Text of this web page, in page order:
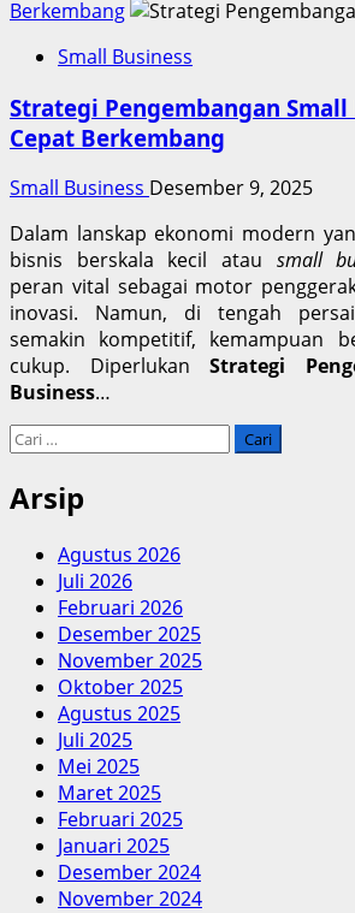
Berkembang
Small Business
Strategi Pengembangan Small
Cepat Berkembang
Small Business Desember 9, 2025
Dalam lanskap ekonomi modern
bisnis berskala kecil atau small
peran vital sebagai motor
inovasi. Namun, di tengah
semakin kompetitif, kemampuan
cukup. Diperlukan Strategi
Business…
Cari
Arsip
Agustus 2026
Juli 2026
Februari 2026
Desember 2025
November 2025
Oktober 2025
Agustus 2025
Juli 2025
Mei 2025
Maret 2025
Februari 2025
Januari 2025
Desember 2024
November 2024